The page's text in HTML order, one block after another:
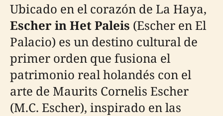
Ubicado en el corazón de La Haya,
Escher in Het Paleis (Escher en El
Palacio) es un destino cultural de
primer orden que fusiona el
patrimonio real holandés con el
arte de Maurits Cornelis Escher
(M.C. Escher), inspirado en las